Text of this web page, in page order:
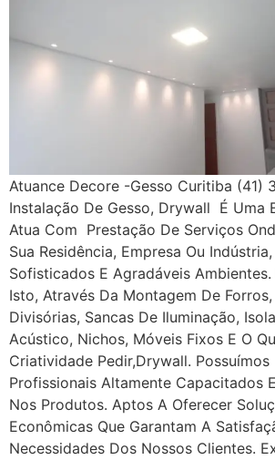
Atuance Decore -Gesso Curitiba (41)
Instalação De Gesso, Drywall É Uma
Atua Com Prestação De Serviços
Sua Residência, Empresa Ou
Sofisticados E Agradáveis
Isto, Através Da Montagem De
Divisórias, Sancas De Iluminação,
Acústico, Nichos, Móveis Fixos E O
Criatividade Pedir,drywall. Possuímos
Profissionais Altamente Capacitados
Nos Produtos. Aptos A Oferecer
Econômicas Que Garantam A
Necessidades Dos Nossos Clientes.